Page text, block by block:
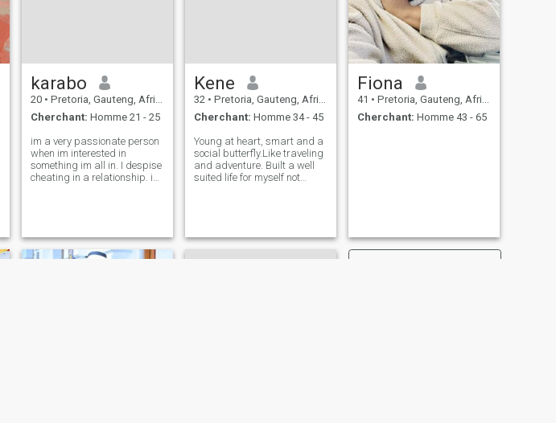
karabo
20 • Pretoria, Gauteng, Afrique du Sud
Cherchant: Homme 21 - 25
im a very passionate person
when im interested in
something im all in. I despise
cheating in a relationship. im
Kene
32 • Pretoria, Gauteng, Afrique du Sud
Cherchant: Homme 34 - 45
Young at heart, smart and a
social butterfly.Like traveling
and adventure. Built a well
suited life for myself not
do.
Fiona
41 • Pretoria, Gauteng, Afrique du Sud
Cherchant: Homme 43 - 65